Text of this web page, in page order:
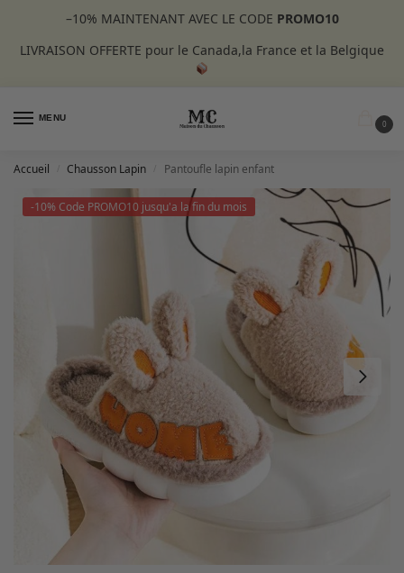
–10% MAINTENANT AVEC LE CODE PROMO10
LIVRAISON OFFERTE pour le Canada,la France et la Belgique
MENU
0
Accueil Chausson Lapin Pantoufle lapin enfant
-10% Code PROMO10 jusqu'a la fin du mois